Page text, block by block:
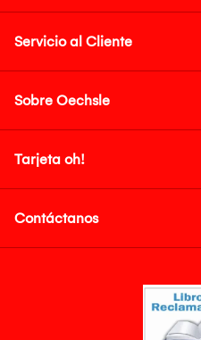
Servicio al Cliente
Sobre Oechsle
Tarjeta oh!
Contáctanos